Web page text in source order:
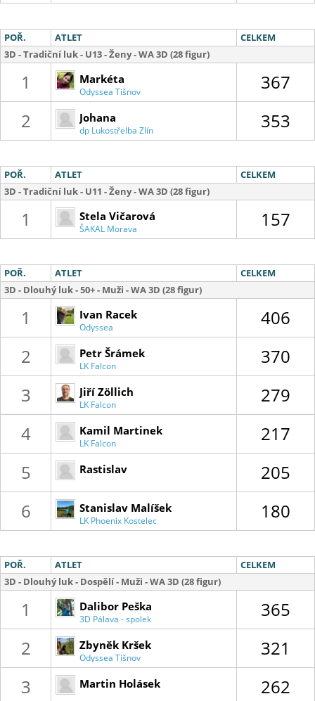
POŘ. ATLET
CELKEM
3D - Tradiční luk - U13 - Ženy - WA 3D (28 figur)
1
Markéta
Sedláková
Odyssea Tišnov
367
2
Johana
Bartošíková
dp Lukostřelba Zlín 353
POŘ. ATLET
CELKEM
3D - Tradiční luk - U11 - Ženy - WA 3D (28 figur)
1 Stela Vičarová
ŠAKAL Morava 157
POŘ. ATLET
CELKEM
3D - Dlouhý luk - 50+ - Muži - WA 3D (28 figur)
1 Ivan Racek
Odyssea
Tišnov
406
2
Petr Šrámek
LK Falcon
370
3
Jiří Zöllich
LK Falcon
279
4
Kamil Martinek
LK Falcon
217
5
Rastislav
Kamenistý
205
6
Stanislav Malíšek
LK Phoenix Kostelec 180
POŘ. ATLET
CELKEM
3D - Dlouhý luk - Dospělí - Muži - WA 3D (28 figur)
1 Dalibor Peška
3D Pálava - spolek
3D lukostřelnice
365
2
Zbyněk Kršek
Odyssea Tišnov
321
3
Martin Holásek 262